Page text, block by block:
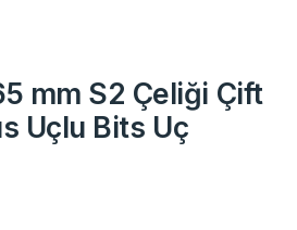
mm S2 Çeliği Çift
Uçlu Bits Uç